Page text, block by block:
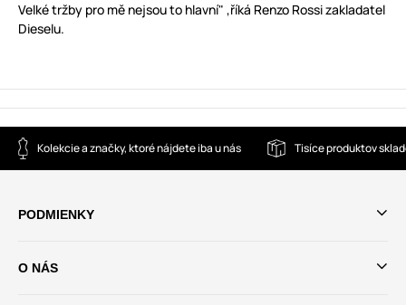
Velké tržby pro mě nejsou to hlavní" ,říká Renzo Rossi zakladatel
Dieselu.
Kolekcie a značky, ktoré nájdete iba u nás Tisíce produktov
PODMIENKY
O NÁS